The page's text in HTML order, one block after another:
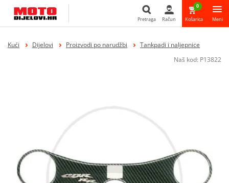
Pretraga
Pretraga Račun
0
Košarica Meni
Kući Dijelovi Proizvodi po narudžbi
Tankpadi i naljepnice
Naš kod: P13822